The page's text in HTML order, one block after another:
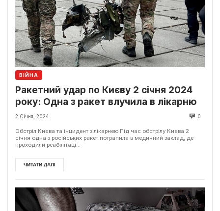
ВІЙНА
Ракетний удар по Києву 2 січня 2024
року: Одна з ракет влучила в лікарню
2 Січня, 2024 0
Обстріл Києва та інцидент з лікарнею Під час обстрілу Києва 2
січня одна з російських ракет потрапила в медичний заклад, де
проходили реабілітаці...
ЧИТАТИ ДАЛІ